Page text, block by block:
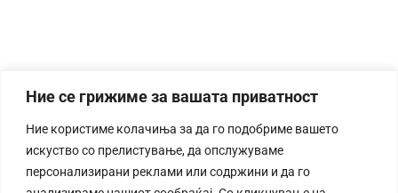
Ние се грижиме за вашата приватност
Ние користиме колачиња за да го подобриме вашето
искуство со прелистување, да опслужуваме
персонализирани реклами или содржини и да го